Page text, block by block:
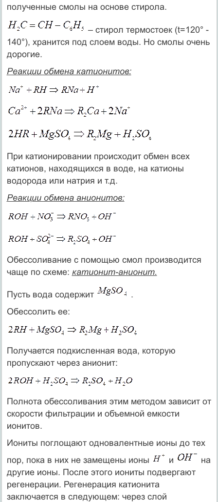
полученные смолы на основе стирола.
– стирол термостоек (t=120° -
140°), хранится под слоем воды. Но смолы очень
дорогие.
Реакции обмена катионитов:
При катионировании происходит обмен всех
катионов, находящихся в воде, на катионы
водорода или натрия и т.д.
Реакции обмена анионитов:
Обессоливание с помощью смол производится
чаще по схеме: катионит-анионит.
Пусть вода содержит
.
Обессолить ее:
Получается подкисленная вода, которую
пропускают через анионит:
Полнота обессоливания этим методом зависит от
скорости фильтрации и объемной емкости
ионитов.
Иониты поглощают одновалентные ионы до тех
пор, пока в них не замещены ионы
и
на
другие ионы. После этого иониты подвергают
регенерации. Регенерация катионита
заключается в следующем: через слой